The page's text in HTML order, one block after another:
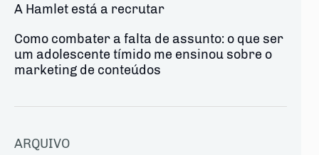
A Hamlet está a recrutar
Como combater a falta de assunto: o que ser
um adolescente tímido me ensinou sobre o
marketing de conteúdos
ARQUIVO